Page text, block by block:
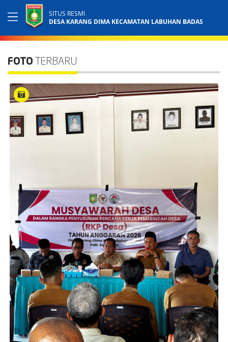
SITUS RESMI
DESA KARANG DIMA KECAMATAN LABUHAN BADAS
FOTO TERBARU